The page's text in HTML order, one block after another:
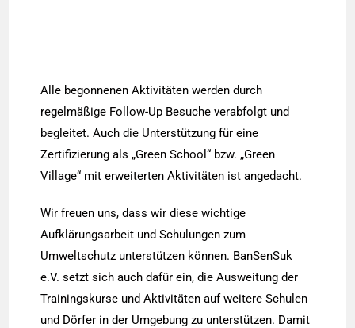
Alle begonnenen Aktivitäten werden durch
regelmäßige Follow-Up Besuche verabfolgt und
begleitet. Auch die Unterstützung für eine
Zertifizierung als „Green School“ bzw. „Green
Village“ mit erweiterten Aktivitäten ist angedacht.
Wir freuen uns, dass wir diese wichtige
Aufklärungsarbeit und Schulungen zum
Umweltschutz unterstützen können. BanSenSuk
e.V. setzt sich auch dafür ein, die Ausweitung der
Trainingskurse und Aktivitäten auf weitere Schulen
und Dörfer in der Umgebung zu unterstützen. Damit